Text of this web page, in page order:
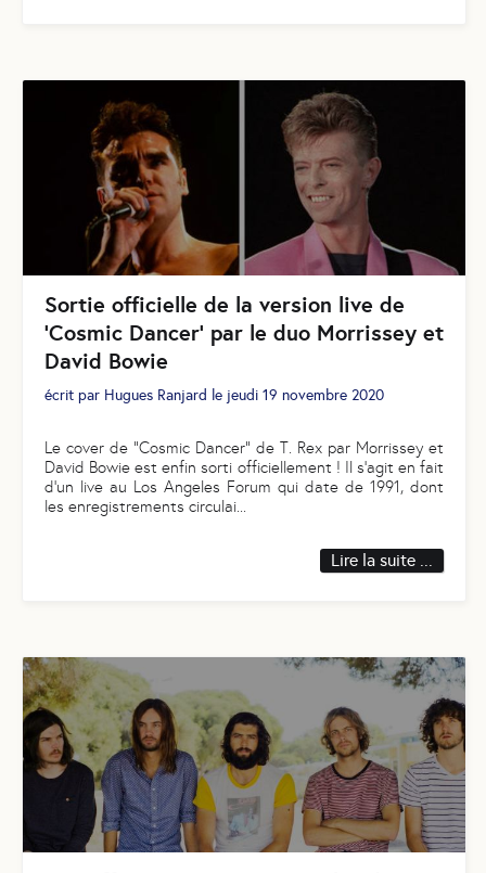
Sortie officielle de la version live de
‘Cosmic Dancer’ par le duo Morrissey et
David Bowie
écrit par Hugues Ranjard le jeudi 19 novembre 2020
Le cover de “Cosmic Dancer” de T. Rex par Morrissey et
David Bowie est enfin sorti officiellement ! Il s’agit en fait
d’un live au Los Angeles Forum qui date de 1991, dont
les enregistrements circulai
Lire la suite ...